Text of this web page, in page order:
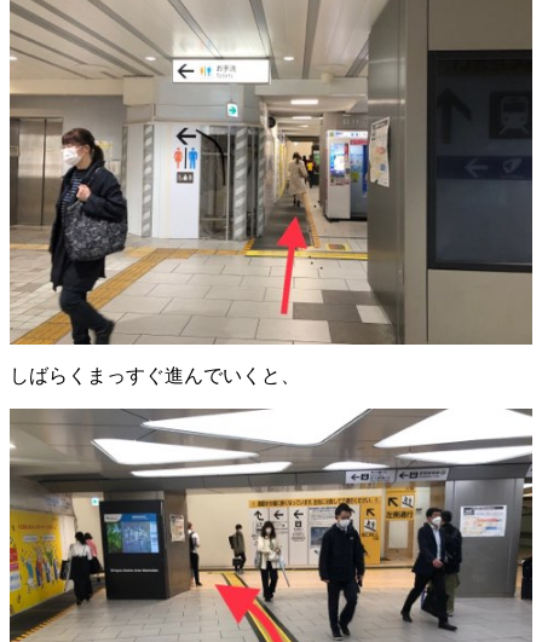
しばらくまっすぐ進んでいくと、